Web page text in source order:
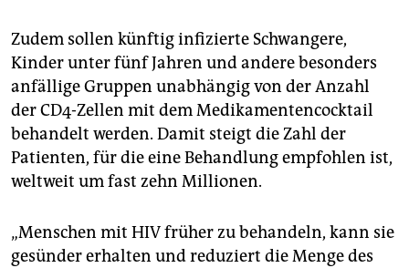
Zudem sollen künftig infizierte Schwangere,
Kinder unter fünf Jahren und andere besonders
anfällige Gruppen unabhängig von der Anzahl
der CD4-Zellen mit dem Medikamentencocktail
behandelt werden. Damit steigt die Zahl der
Patienten, für die eine Behandlung empfohlen ist,
weltweit um fast zehn Millionen.
„Menschen mit HIV früher zu behandeln, kann sie
gesünder erhalten und reduziert die Menge des